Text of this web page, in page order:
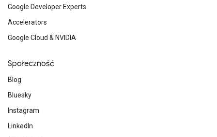
Google Developer Experts
Accelerators
Google Cloud & NVIDIA
Społeczność
Blog
Bluesky
Instagram
LinkedIn